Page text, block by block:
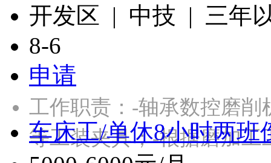
开发区 | 中技 | 三年
8-6
申请
工作职责：-轴承数控磨
等工装夹具；-根据磨加
车床工/单休8小时两班